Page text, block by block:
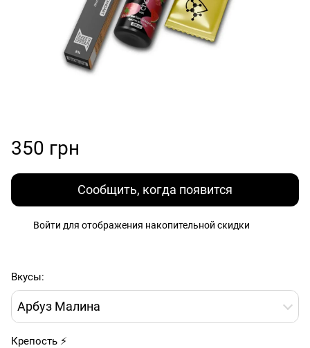
350 грн
Сообщить, когда появится
Войти для отображения накопительной скидки
Вкусы:
Арбуз Малина
Крепость ⚡